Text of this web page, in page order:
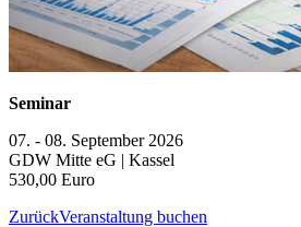
Seminar
07. - 08. September 2026
GDW Mitte eG | Kassel
530,00 Euro
ZurückVeranstaltung buchen